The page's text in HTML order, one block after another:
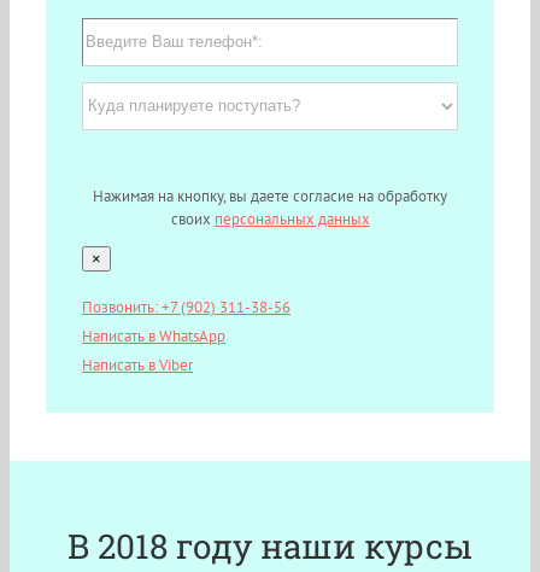
Нажимая на кнопку, вы даете согласие на обработку
своих персональных данных
×
Позвонить: +7 (902) 311-38-56
Написать в WhatsApp
Написать в Viber
В 2018 году наши курсы